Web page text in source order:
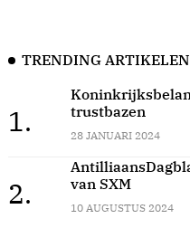
TRENDING ARTIKELEN
1.
trustbazen
28 JANUARI 2024
2.
van SXM
10 AUGUSTUS 2024